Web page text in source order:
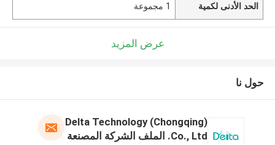
الحد الأدنى لكمية 1 مجموعة
عرض المزيد
حول نا
Delta Technology (Chongqing)
Co., Ltd. الملف الشركة المصنعة